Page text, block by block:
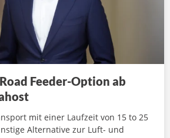
Feeder-Option ab
mit einer Laufzeit von 15 to 25
Alternative zur Luft- und